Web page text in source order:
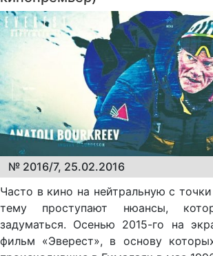
№ 2016/7, 25.02.2016
Часто в кино на нейтральную с
тему проступают нюансы,
задуматься. Осенью 2015-го на
фильм «Эверест», в основу